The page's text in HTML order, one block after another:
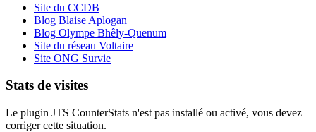
Site du CCDB
Blog Blaise Aplogan
Blog Olympe Bhêly-Quenum
Site du réseau Voltaire
Site ONG Survie
Stats de visites
Le plugin JTS CounterStats n'est pas installé ou activé, vous devez
corriger cette situation.